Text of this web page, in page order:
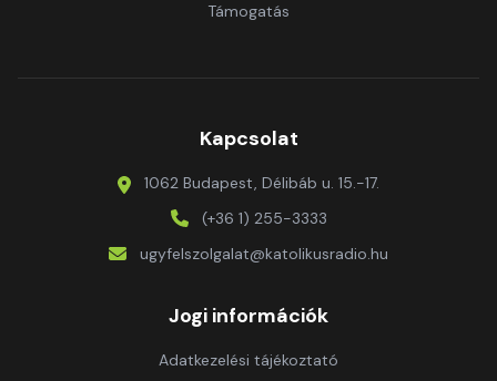
Támogatás
Kapcsolat
1062 Budapest, Délibáb u. 15.-17.
(+36 1) 255-3333
ugyfelszolgalat@katolikusradio.hu
Jogi információk
Adatkezelési tájékoztató